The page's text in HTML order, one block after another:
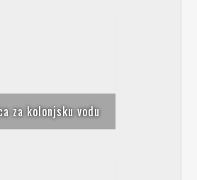
za kolonjsku vodu